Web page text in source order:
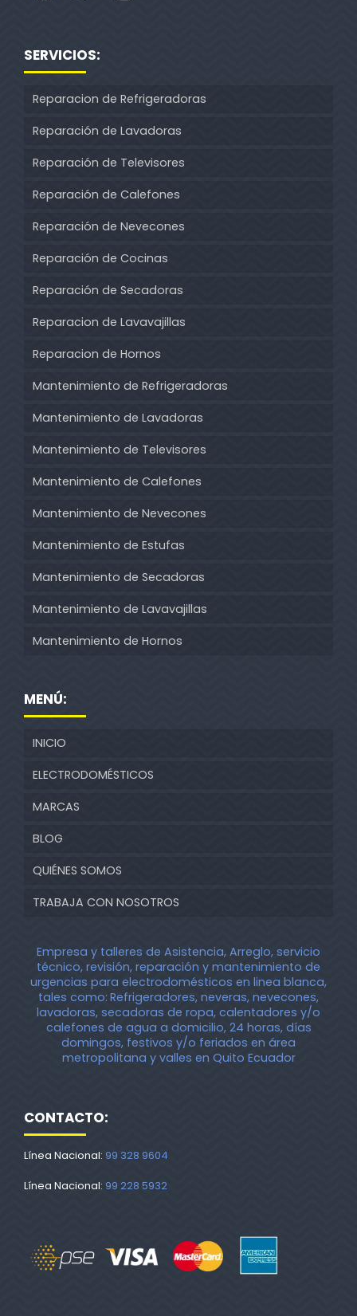
SERVICIOS:
Reparacion de Refrigeradoras
Reparación de Lavadoras
Reparación de Televisores
Reparación de Calefones
Reparación de Nevecones
Reparación de Cocinas
Reparación de Secadoras
Reparacion de Lavavajillas
Reparacion de Hornos
Mantenimiento de Refrigeradoras
Mantenimiento de Lavadoras
Mantenimiento de Televisores
Mantenimiento de Calefones
Mantenimiento de Nevecones
Mantenimiento de Estufas
Mantenimiento de Secadoras
Mantenimiento de Lavavajillas
Mantenimiento de Hornos
MENÚ:
INICIO
ELECTRODOMÉSTICOS
MARCAS
BLOG
QUIÉNES SOMOS
TRABAJA CON NOSOTROS
Empresa y talleres de Asistencia, Arreglo, servicio
técnico, revisión, reparación y mantenimiento de
urgencias para electrodomésticos en linea blanca,
tales como: Refrigeradores, neveras, nevecones,
lavadoras, secadoras de ropa, calentadores y/o
calefones de agua a domicilio, 24 horas, días
domingos, festivos y/o feriados en área
metropolitana y valles en Quito Ecuador
CONTACTO:
Línea Nacional: 99 328 9604
Línea Nacional: 99 228 5932